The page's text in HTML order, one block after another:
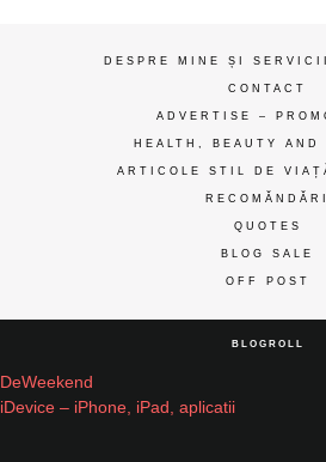
DESPRE MINE ȘI
CONTACT
ADVERTISE –
HEALTH, BEAUTY AND
ARTICOLE STIL DE
RECOMĂNDĂRI
QUOTES
BLOG SALE
OFF POST
BLOGROLL
DeWeekend
iDevice – iPhone, iPad, aplicatii